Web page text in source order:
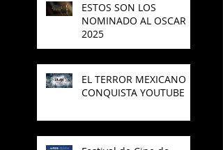
ESTOS SON LOS
NOMINADO AL OSCAR
2025
EL TERROR MEXICANO
CONQUISTA YOUTUBE